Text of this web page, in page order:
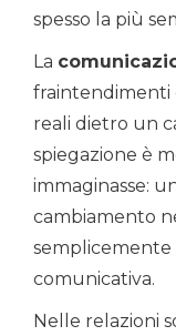
spesso la più
La
fraintendimenti
reali dietro un
spiegazione è
immaginasse:
cambiamento
semplicemente
comunicativa.
Nelle relazioni